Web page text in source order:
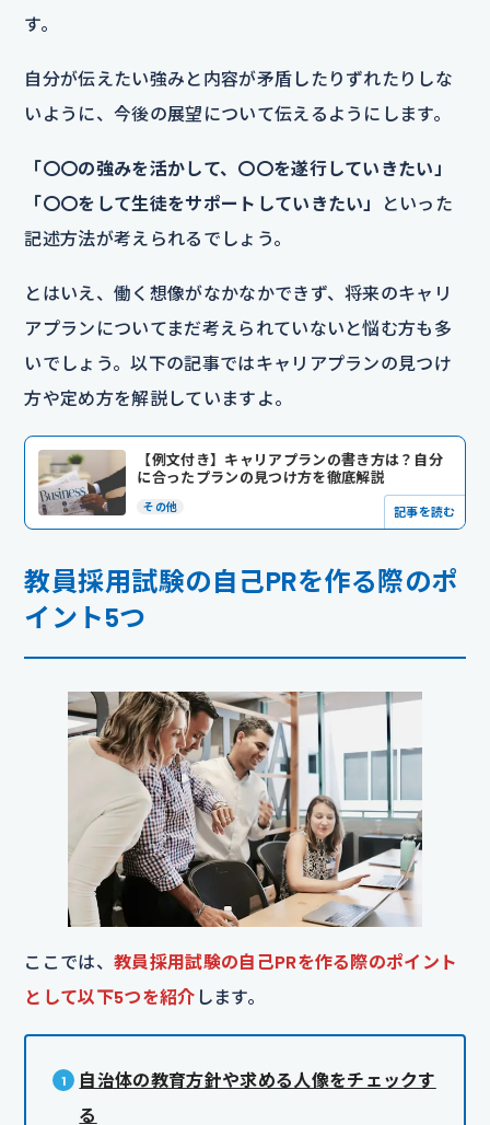
す。
自分が伝えたい強みと内容が矛盾したりずれたりしな
いように、今後の展望について伝えるようにします。
「〇〇の強みを活かして、〇〇を遂行していきたい」
「〇〇をして生徒をサポートしていきたい」
といった
記述方法が考えられるでしょう。
とはいえ、働く想像がなかなかできず、将来のキャリ
アプランについてまだ考えられていないと悩む方も多
いでしょう。以下の記事ではキャリアプランの見つけ
方や定め方を解説していますよ。
【例文付き】キャリアプランの書き方は？自分
に合ったプランの見つけ方を徹底解説
その他 記事を読む
教員採用試験の自己PRを作る際のポ
イント5つ
ここでは、 教員採用試験の自己PRを作る際のポイント
として以下5つを紹介 します。
自治体の教育方針や求める人像をチェックす
る